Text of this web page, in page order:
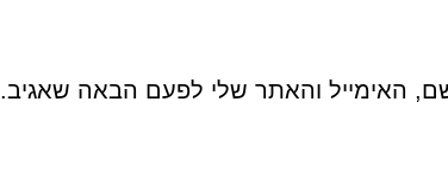
האימייל והאתר שלי לפעם הבאה שאגיב.